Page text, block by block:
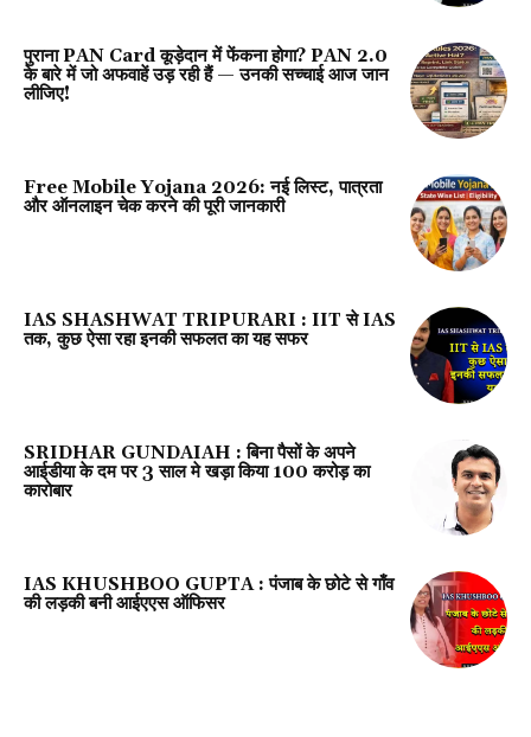
पुराना PAN Card कूड़ेदान में फेंकना होगा? PAN 2.0
के बारे में जो अफवाहें उड़ रही हैं — उनकी सच्चाई आज जान
लीजिए!
Free Mobile Yojana 2026: नई लिस्ट, पात्रता
और ऑनलाइन चेक करने की पूरी जानकारी
IAS SHASHWAT TRIPURARI : IIT से IAS
तक, कुछ ऐसा रहा इनकी सफलत का यह सफर
SRIDHAR GUNDAIAH : बिना पैसों के अपने
आईडीया के दम पर 3 साल मे खड़ा किया 100 करोड़ का
कारोबार
IAS KHUSHBOO GUPTA : पंजाब के छोटे से गाँव
की लड़की बनी आईएएस ऑफिसर